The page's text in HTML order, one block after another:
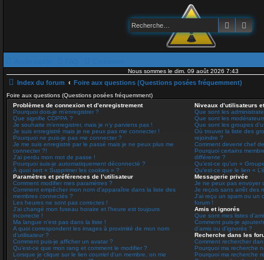
Nous sommes le dim. 09 août 2026 7:43
Index du forum Foire aux questions (Questions posées fréquemment)
Foire aux questions (Questions posées fréquemment)
Problèmes de connexion et d’enregistrement
Pourquoi dois-je m’enregistrer ?
Que signifie COPPA ?
Je souhaite m’enregistrer, mais je n’y parviens pas !
Je suis enregistré mais je ne peux pas me connecter !
Pourquoi ne puis-je pas me connecter ?
Je me suis enregistré par le passé mais je ne peux plus me
connecter ?!
J’ai perdu mon mot de passe !
Pourquoi suis-je automatiquement déconnecté ?
À quoi sert « Supprimer les cookies » ?
Paramètres et préférences de l’utilisateur
Comment modifier mes paramètres ?
Comment empêcher mon nom d’apparaître dans la liste des
membres connectés ?
Les heures ne sont pas correctes !
J’ai changé mon fuseau horaire et l’heure est toujours
incorrecte !
Ma langue n’est pas dans la liste !
A quoi correspondent les images à proximité de mon nom
d’utilisateur ?
Comment puis-je afficher un avatar ?
Qu’est-ce que mon rang et comment le modifier ?
Lorsque je clique sur le lien courrield’un membre, on me
Niveaux d’utilisateurs
Que sont les
Que sont les
Que sont les groupes
Où trouver la liste des
rejoindre ?
Comment devenir chef
Pourquoi certains
différente ?
Qu’est-ce qu’un «
Qu’est-ce que le lien «
Messagerie privée
Je ne peux pas envoyer
Je reçois sans arrêt des
J’ai reçu un spam ou un
forum !
Amis et ignorés
Que sont mes listes
Comment puis-je
d’amis ou d’ignorés ?
Recherche dans les
Comment rechercher
Pourquoi ma recherche
Pourquoi ma recherche